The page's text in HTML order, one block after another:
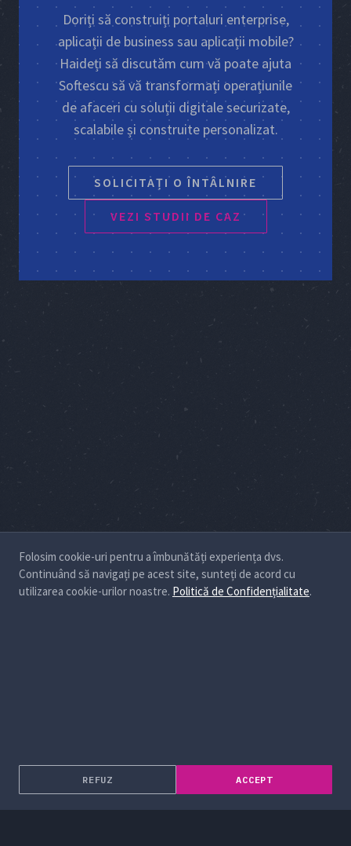
Doriți să construiți portaluri enterprise,
aplicații de business sau aplicații mobile?
Haideți să discutăm cum vă poate ajuta
Softescu să vă transformați operațiunile
de afaceri cu soluții digitale securizate,
scalabile și construite personalizat.
SOLICITAȚI O ÎNTÂLNIRE
VEZI STUDII DE CAZ
Despre noi
Folosim cookie-uri pentru a îmbunătăți experiența dvs.
Continuând să navigați pe acest site, sunteți de acord cu
utilizarea cookie-urilor noastre. Politică de Confidențialitate.
REFUZ ACCEPT